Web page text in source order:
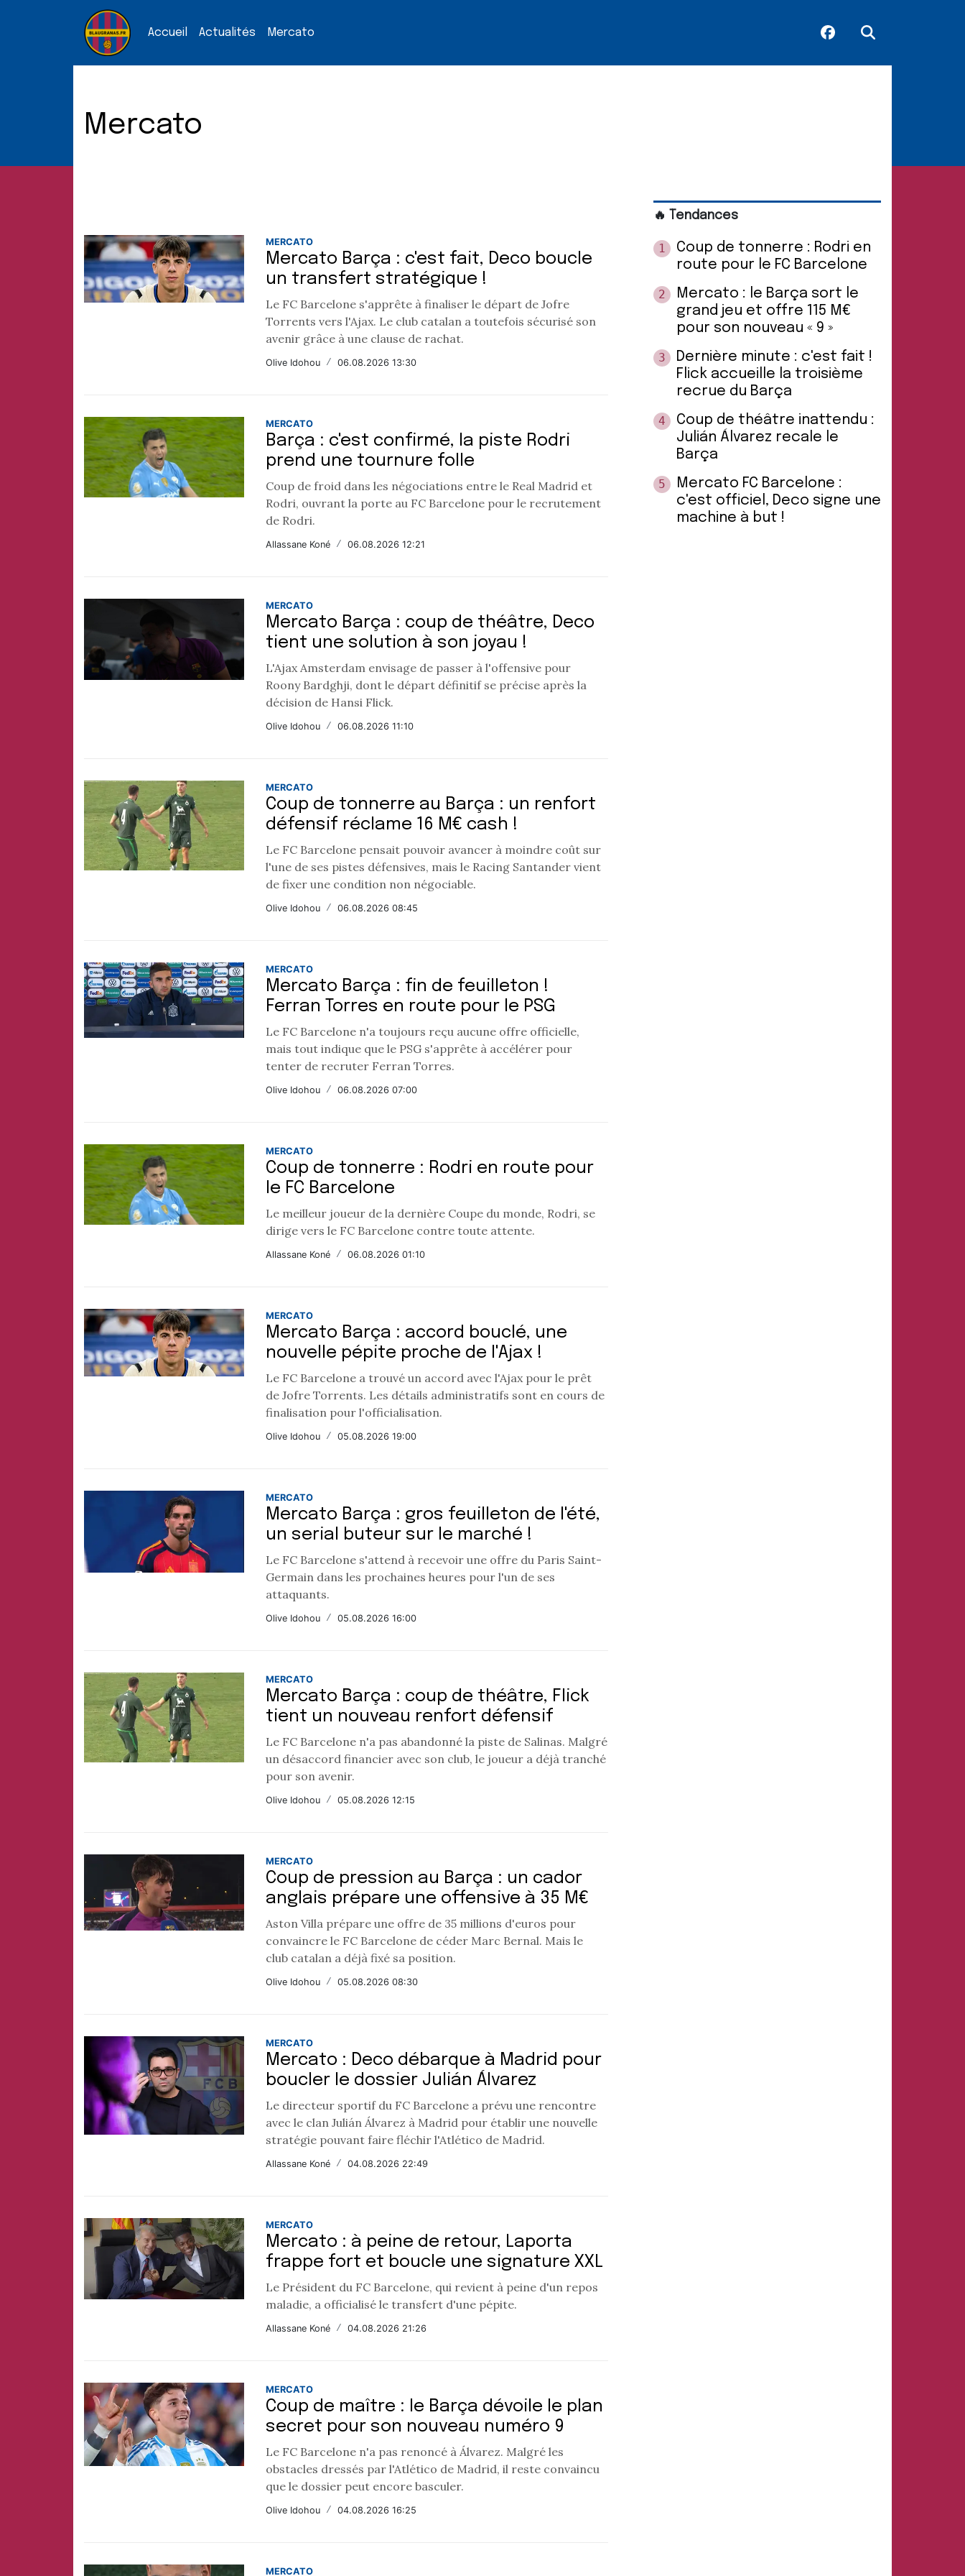
Accueil Actualités Mercato
Mercato
MERCATO
Mercato Barça : c'est fait, Deco boucle
un transfert stratégique !
Le FC Barcelone s'apprête à finaliser le départ de Jofre
Torrents vers l'Ajax. Le club catalan a toutefois sécurisé son
avenir grâce à une clause de rachat.
Olive Idohou / 06.08.2026 13:30
MERCATO
Barça : c'est confirmé, la piste Rodri
prend une tournure folle
Coup de froid dans les négociations entre le Real Madrid et
Rodri, ouvrant la porte au FC Barcelone pour le recrutement
de Rodri.
Allassane Koné / 06.08.2026 12:21
MERCATO
Mercato Barça : coup de théâtre, Deco
tient une solution à son joyau !
L'Ajax Amsterdam envisage de passer à l'offensive pour
Roony Bardghji, dont le départ définitif se précise après la
décision de Hansi Flick.
Olive Idohou / 06.08.2026 11:10
MERCATO
Coup de tonnerre au Barça : un renfort
défensif réclame 16 M€ cash !
Le FC Barcelone pensait pouvoir avancer à moindre coût sur
l'une de ses pistes défensives, mais le Racing Santander vient
de fixer une condition non négociable.
Olive Idohou / 06.08.2026 08:45
MERCATO
Mercato Barça : fin de feuilleton !
Ferran Torres en route pour le PSG
Le FC Barcelone n'a toujours reçu aucune offre officielle,
mais tout indique que le PSG s'apprête à accélérer pour
tenter de recruter Ferran Torres.
Olive Idohou / 06.08.2026 07:00
MERCATO
Coup de tonnerre : Rodri en route pour
le FC Barcelone
Le meilleur joueur de la dernière Coupe du monde, Rodri, se
dirige vers le FC Barcelone contre toute attente.
Allassane Koné / 06.08.2026 01:10
MERCATO
Mercato Barça : accord bouclé, une
nouvelle pépite proche de l'Ajax !
Le FC Barcelone a trouvé un accord avec l'Ajax pour le prêt
de Jofre Torrents. Les détails administratifs sont en cours de
finalisation pour l'officialisation.
Olive Idohou / 05.08.2026 19:00
MERCATO
Mercato Barça : gros feuilleton de l'été,
un serial buteur sur le marché !
Le FC Barcelone s'attend à recevoir une offre du Paris Saint-
Germain dans les prochaines heures pour l'un de ses
attaquants.
Olive Idohou / 05.08.2026 16:00
MERCATO
Mercato Barça : coup de théâtre, Flick
tient un nouveau renfort défensif
Le FC Barcelone n'a pas abandonné la piste de Salinas. Malgré
un désaccord financier avec son club, le joueur a déjà tranché
pour son avenir.
Olive Idohou / 05.08.2026 12:15
MERCATO
Coup de pression au Barça : un cador
anglais prépare une offensive à 35 M€
Aston Villa prépare une offre de 35 millions d'euros pour
convaincre le FC Barcelone de céder Marc Bernal. Mais le
club catalan a déjà fixé sa position.
Olive Idohou / 05.08.2026 08:30
MERCATO
Mercato : Deco débarque à Madrid pour
boucler le dossier Julián Álvarez
Le directeur sportif du FC Barcelone a prévu une rencontre
avec le clan Julián Álvarez à Madrid pour établir une nouvelle
stratégie pouvant faire fléchir l'Atlético de Madrid.
Allassane Koné / 04.08.2026 22:49
MERCATO
Mercato : à peine de retour, Laporta
frappe fort et boucle une signature XXL
Le Président du FC Barcelone, qui revient à peine d'un repos
maladie, a officialisé le transfert d'une pépite.
Allassane Koné / 04.08.2026 21:26
MERCATO
Coup de maître : le Barça dévoile le plan
secret pour son nouveau numéro 9
Le FC Barcelone n'a pas renoncé à Álvarez. Malgré les
obstacles dressés par l'Atlético de Madrid, il reste convaincu
que le dossier peut encore basculer.
Olive Idohou / 04.08.2026 16:25
MERCATO
🔥 Tendances
1
Coup de tonnerre : Rodri en
route pour le FC Barcelone
2
Mercato : le Barça sort le
grand jeu et offre 115 M€
pour son nouveau « 9 »
3
Dernière minute : c'est fait !
Flick accueille la troisième
recrue du Barça
4
Coup de théâtre inattendu :
Julián Álvarez recale le
Barça
5
Mercato FC Barcelone :
c'est officiel, Deco signe une
machine à but !